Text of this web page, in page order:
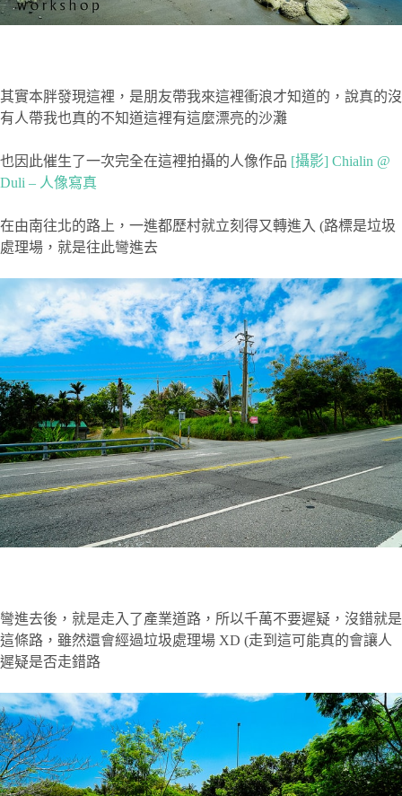
其實本胖發現這裡，是朋友帶我來這裡衝浪才知道的，說真的沒
有人帶我也真的不知道這裡有這麼漂亮的沙灘
也因此催生了一次完全在這裡拍攝的人像作品 [攝影] Chialin @
Duli – 人像寫真
在由南往北的路上，一進都歷村就立刻得又轉進入 (路標是垃圾
處理場，就是往此彎進去
彎進去後，就是走入了產業道路，所以千萬不要遲疑，沒錯就是
這條路，雖然還會經過垃圾處理場 XD (走到這可能真的會讓人
遲疑是否走錯路